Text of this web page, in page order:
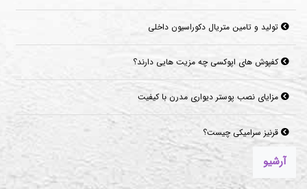
تولید و تامین متریال دکوراسیون داخلی
کفپوش های اپوکسی چه مزیت هایی دارند؟
مزایای نصب پوستر دیواری مدرن با کیفیت
قرنیز سرامیکی چیست؟
آرشیو